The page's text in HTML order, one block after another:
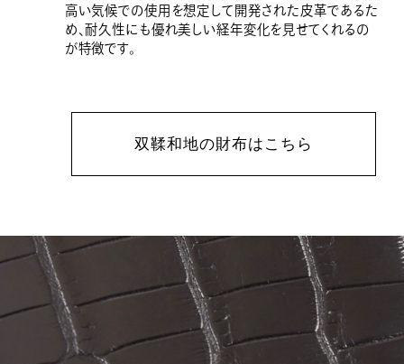
高い気候での使用を想定して開発された皮革であるた
め、耐久性にも優れ美しい経年変化を見せてくれるの
が特徴です。
双鞣和地の財布はこちら